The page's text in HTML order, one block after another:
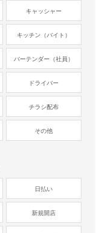
キャッシャー
キッチン（バイト）
バーテンダー（社員）
ドライバー
チラシ配布
その他
日払い
新規開店